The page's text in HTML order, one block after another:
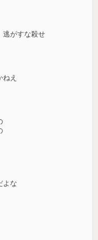
逃がすな殺せ
え
よな